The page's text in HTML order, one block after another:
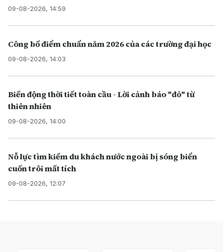
09-08-2026, 14:59
Công bố điểm chuẩn năm 2026 của các trường đại học
09-08-2026, 14:03
Biến động thời tiết toàn cầu - Lời cảnh báo "đỏ" từ
thiên nhiên
09-08-2026, 14:00
Nỗ lực tìm kiếm du khách nước ngoài bị sóng biển
cuốn trôi mất tích
09-08-2026, 12:07